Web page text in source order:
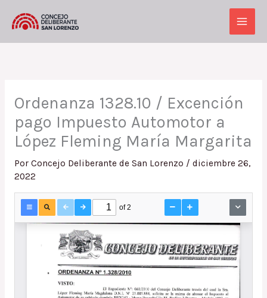
Main
Ordenanza 1328.10 / Excención
pago Impuesto Automotor a
López Fleming María Margarita
Por Concejo Deliberante de San Lorenzo / diciembre 26,
2022